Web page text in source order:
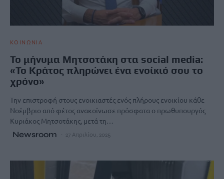
ΚΟΙΝΩΝΙΑ
Το μήνυμα Μητσοτάκη στα social media:
«Το Κράτος πληρώνει ένα ενοίκιό σου το
χρόνο»
Την επιστροφή στους ενοικιαστές ενός πλήρους ενοικίου κάθε
Νοέμβριο από φέτος ανακοίνωσε πρόσφατα ο πρωθυπουργός
Κυριάκος Μητσοτάκης, μετά τη…
Newsroom 27 Απριλίου, 2025